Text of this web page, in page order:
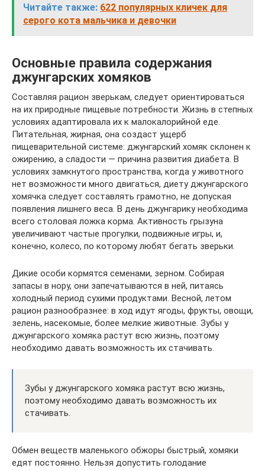
Читайте также: 622 популярных кличек для
серого кота мальчика и девочки
Основные правила содержания
джунгарских хомяков
Составляя рацион зверькам, следует ориентироваться
на их природные пищевые потребности. Жизнь в степных
условиях адаптировала их к малокалорийной еде.
Питательная, жирная, она создаст ущерб
пищеварительной системе: джунгарский хомяк склонен к
ожирению, а сладости — причина развития диабета. В
условиях замкнутого пространства, когда у животного
нет возможности много двигаться, диету джунгарского
хомячка следует составлять грамотно, не допуская
появления лишнего веса. В день джунгарику необходима
всего столовая ложка корма. Активность грызуна
увеличивают частые прогулки, подвижные игры, и,
конечно, колесо, по которому любят бегать зверьки.
Дикие особи кормятся семенами, зерном. Собирая
запасы в нору, они запечатываются в ней, питаясь
холодный период сухими продуктами. Весной, летом
рацион разнообразнее: в ход идут ягоды, фрукты, овощи,
зелень, насекомые, более мелкие животные. Зубы у
джунгарского хомяка растут всю жизнь, поэтому
необходимо давать возможность их стачивать.
Зубы у джунгарского хомяка растут всю жизнь,
поэтому необходимо давать возможность их
стачивать.
Обмен веществ маленького обжоры быстрый, хомяки
едят постоянно. Нельзя допустить голодание